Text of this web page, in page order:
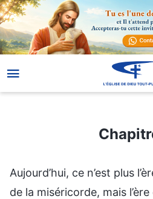
Aujourd’hui, ce n’est plus
de la miséricorde, mais